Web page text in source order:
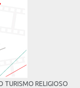
TURISMO RELIGIOSO